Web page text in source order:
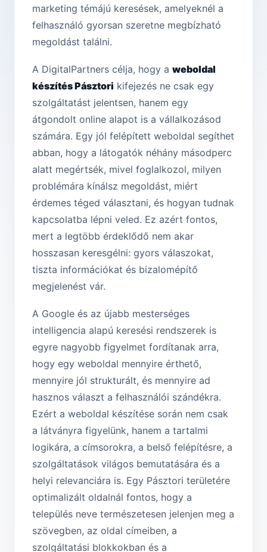
marketing témájú keresések, amelyeknél a
felhasználó gyorsan szeretne megbízható
megoldást találni.
A DigitalPartners célja, hogy a weboldal
készítés Pásztori kifejezés ne csak egy
szolgáltatást jelentsen, hanem egy
átgondolt online alapot is a vállalkozásod
számára. Egy jól felépített weboldal segíthet
abban, hogy a látogatók néhány másodperc
alatt megértsék, mivel foglalkozol, milyen
problémára kínálsz megoldást, miért
érdemes téged választani, és hogyan tudnak
kapcsolatba lépni veled. Ez azért fontos,
mert a legtöbb érdeklődő nem akar
hosszasan keresgélni: gyors válaszokat,
tiszta információkat és bizalomépítő
megjelenést vár.
A Google és az újabb mesterséges
intelligencia alapú keresési rendszerek is
egyre nagyobb figyelmet fordítanak arra,
hogy egy weboldal mennyire érthető,
mennyire jól strukturált, és mennyire ad
hasznos választ a felhasználói szándékra.
Ezért a weboldal készítése során nem csak
a látványra figyelünk, hanem a tartalmi
logikára, a címsorokra, a belső felépítésre, a
szolgáltatások világos bemutatására és a
helyi relevanciára is. Egy Pásztori területére
optimalizált oldalnál fontos, hogy a
település neve természetesen jelenjen meg a
szövegben, az oldal címeiben, a
szolgáltatási blokkokban és a